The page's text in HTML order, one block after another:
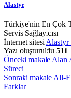
Alastyr
Türkiye'nin En Çok
Servis Sağlayıcısı
İnternet sitesi Alastyr
Yazı oluşturuldu 511
Yazı
gezinmesi
Önceki makale Alan
Süreci
Sonraki makale All-
Farklar